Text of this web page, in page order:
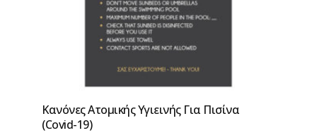
Κανόνες Ατομικής Υγιεινής Για Πισίνα
(Covid-19)